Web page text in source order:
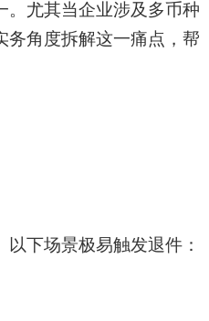
。尤其当企业涉及多币种
务角度拆解这一痛点，帮
下场景极易触发退件：